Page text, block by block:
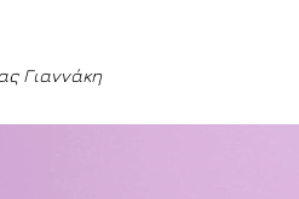
Γιαννάκη